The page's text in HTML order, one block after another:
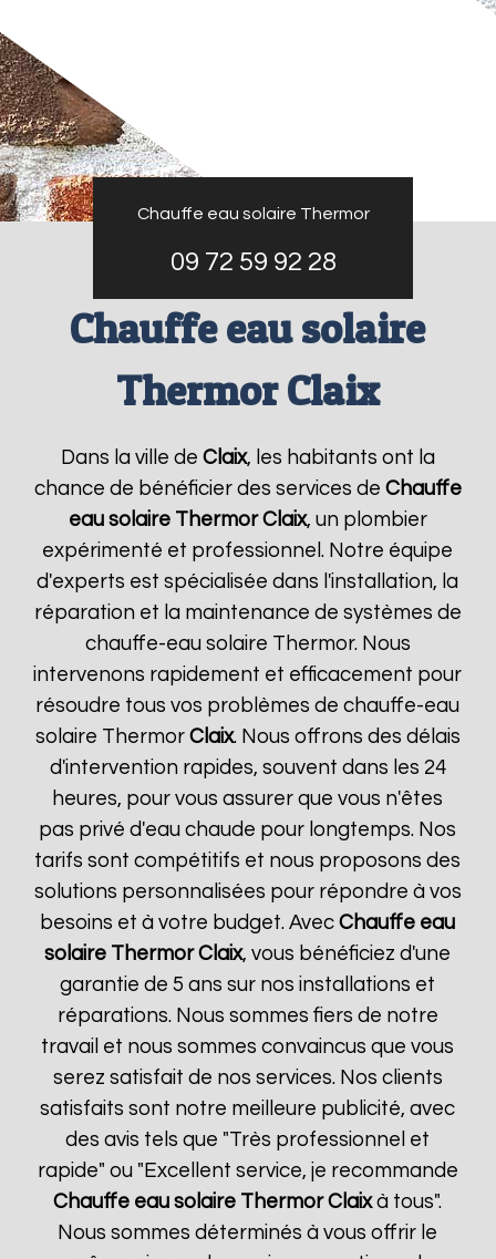
Chauffe eau solaire Thermor
09 72 59 92 28
Chauffe eau solaire
Thermor Claix
Dans la ville de Claix, les habitants ont la
chance de bénéficier des services de Chauffe
eau solaire Thermor Claix, un plombier
expérimenté et professionnel. Notre équipe
d'experts est spécialisée dans l'installation, la
réparation et la maintenance de systèmes de
chauffe-eau solaire Thermor. Nous
intervenons rapidement et efficacement pour
résoudre tous vos problèmes de chauffe-eau
solaire Thermor Claix. Nous offrons des délais
d'intervention rapides, souvent dans les 24
heures, pour vous assurer que vous n'êtes
pas privé d'eau chaude pour longtemps. Nos
tarifs sont compétitifs et nous proposons des
solutions personnalisées pour répondre à vos
besoins et à votre budget. AvecChauffe eau
solaire Thermor Claix, vous bénéficiez d'une
garantie de 5 ans sur nos installations et
réparations. Nous sommes fiers de notre
travail et nous sommes convaincus que vous
serez satisfait de nos services. Nos clients
satisfaits sont notre meilleure publicité, avec
des avis tels que "Très professionnel et
rapide" ou "Excellent service, je recommande
Chauffe eau solaire Thermor Claixà tous".
Nous sommes déterminés à vous offrir le